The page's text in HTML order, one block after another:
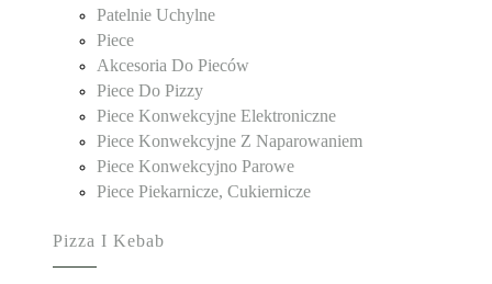
Patelnie Uchylne
Piece
Akcesoria Do Pieców
Piece Do Pizzy
Piece Konwekcyjne Elektroniczne
Piece Konwekcyjne Z Naparowaniem
Piece Konwekcyjno Parowe
Piece Piekarnicze, Cukiernicze
Pizza I Kebab